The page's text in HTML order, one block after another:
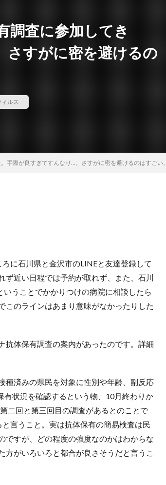
調査に参加してき
さすがに密を避けるの
ルス
手際が良すぎてすんなり…。さすがに密を避けるのはすごい。
に石川県と金沢市のLINEと友達登録して
ず近い日程では予約が取れず、また、石川
うことでかかりつけの病院に相談したら
このラインはあまり意味がなかったりした
抗体保有調査の案内があったのです。詳細
種済みの県民を対象に性別や年齢、副反応
状況を確認するという物、10月終わりか
二回と第三回目の調査があるとのことで
言うこと。実は抗体保有の簡易検査は民
ですが、どの程度の強度なのかはわからな
がいろいろと都合が良さそうだと言うこ